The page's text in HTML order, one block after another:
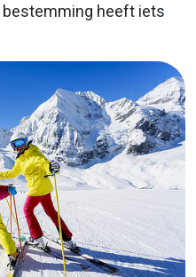
bestemming heeft iets